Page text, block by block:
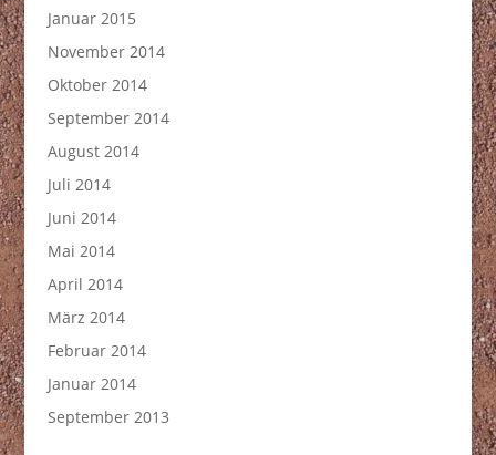
Januar 2015
November 2014
Oktober 2014
September 2014
August 2014
Juli 2014
Juni 2014
Mai 2014
April 2014
März 2014
Februar 2014
Januar 2014
September 2013